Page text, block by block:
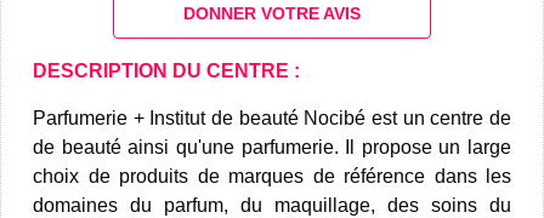
DONNER VOTRE AVIS
DESCRIPTION DU CENTRE :
Parfumerie + Institut de beauté Nocibé est un centre de
de beauté ainsi qu'une parfumerie. Il propose un large
choix de produits de marques de référence dans les
domaines du parfum, du maquillage, des soins du